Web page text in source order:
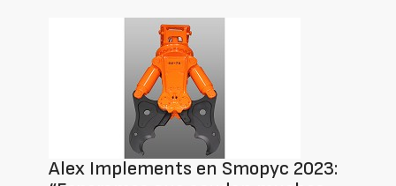
Alex Implements en Smopyc 2023: